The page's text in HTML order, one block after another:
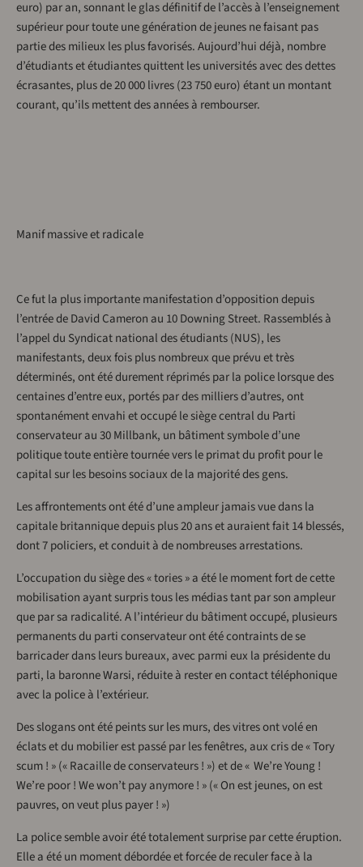
euro) par an, sonnant le glas définitif de l’accès à l’enseignement
supérieur pour toute une génération de jeunes ne faisant pas
partie des milieux les plus favorisés. Aujourd’hui déjà, nombre
d’étudiants et étudiantes quittent les universités avec des dettes
écrasantes, plus de 20 000 livres (23 750 euro) étant un montant
courant, qu’ils mettent des années à rembourser.
Manif massive et radicale
Ce fut la plus importante manifestation d’opposition depuis
l’entrée de David Cameron au 10 Downing Street. Rassemblés à
l’appel du Syndicat national des étudiants (NUS), les
manifestants, deux fois plus nombreux que prévu et très
déterminés, ont été durement réprimés par la police lorsque des
centaines d’entre eux, portés par des milliers d’autres, ont
spontanément envahi et occupé le siège central du Parti
conservateur au 30 Millbank, un bâtiment symbole d’une
politique toute entière tournée vers le primat du profit pour le
capital sur les besoins sociaux de la majorité des gens.
Les affrontements ont été d’une ampleur jamais vue dans la
capitale britannique depuis plus 20 ans et auraient fait 14 blessés,
dont 7 policiers, et conduit à de nombreuses arrestations.
L’occupation du siège des « tories » a été le moment fort de cette
mobilisation ayant surpris tous les médias tant par son ampleur
que par sa radicalité. A l’intérieur du bâtiment occupé, plusieurs
permanents du parti conservateur ont été contraints de se
barricader dans leurs bureaux, avec parmi eux la présidente du
parti, la baronne Warsi, réduite à rester en contact téléphonique
avec la police à l’extérieur.
Des slogans ont été peints sur les murs, des vitres ont volé en
éclats et du mobilier est passé par les fenêtres, aux cris de « Tory
scum ! » (« Racaille de conservateurs ! ») et de « We’re Young !
We’re poor ! We won’t pay anymore ! » (« On est jeunes, on est
pauvres, on veut plus payer ! »)
La police semble avoir été totalement surprise par cette éruption.
Elle a été un moment débordée et forcée de reculer face à la